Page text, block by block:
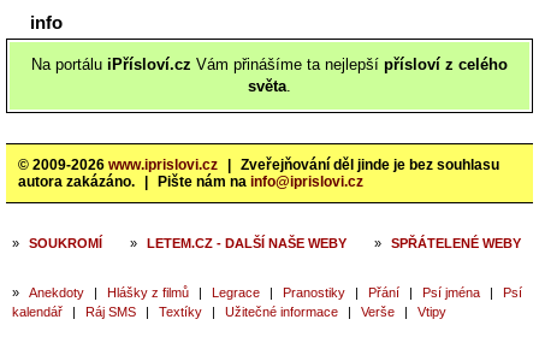
info
Na portálu iPřísloví.cz Vám přinášíme ta nejlepší přísloví z celého
světa.
© 2009-2026 www.iprislovi.cz
Zveřejňování děl jinde je bez souhlasu
autora zakázáno.
Pište nám na info@iprislovi.cz
» SOUKROMÍ » LETEM.CZ - DALŠÍ NAŠE WEBY » SPŘÁTELENÉ WEBY
» Anekdoty | Hlášky z filmů | Legrace | Pranostiky | Přání | Psí jména |
Psí
kalendář
| Ráj SMS | Textíky | Užitečné informace | Verše | Vtipy